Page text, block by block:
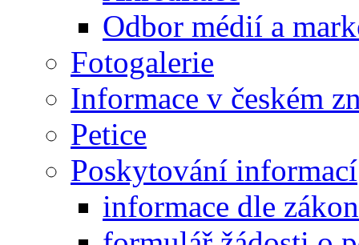
Odbor médií a
Fotogalerie
Informace v českém
Petice
Poskytování informací
informace dle